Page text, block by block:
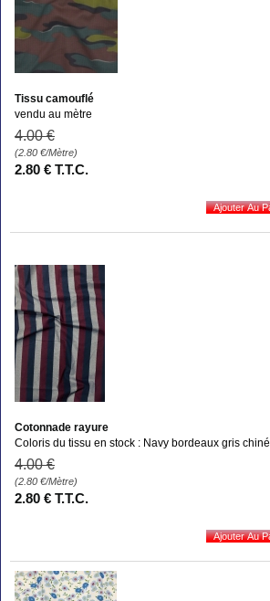
Tissu camouflé
vendu au mètre
4.00 €
(2.80 €/Mètre)
2.80 € T.T.C.
Cotonnade rayure
Coloris du tissu en stock : Navy bordeaux gris chiné
4.00 €
(2.80 €/Mètre)
2.80 € T.T.C.